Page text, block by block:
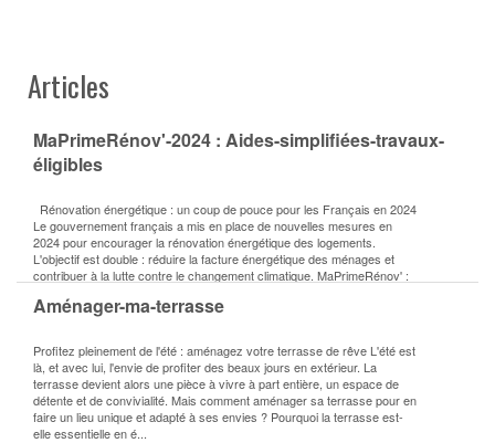
Articles
MaPrimeRénov'-2024 : Aides-simplifiées-travaux-
éligibles
Rénovation énergétique : un coup de pouce pour les Français en 2024
Le gouvernement français a mis en place de nouvelles mesures en
2024 pour encourager la rénovation énergétique des logements.
L'objectif est double : réduire la facture énergétique des ménages et
contribuer à la lutte contre le changement climatique. MaPrimeRénov' :
Aménager-ma-terrasse
Profitez pleinement de l'été : aménagez votre terrasse de rêve L'été est
là, et avec lui, l'envie de profiter des beaux jours en extérieur. La
terrasse devient alors une pièce à vivre à part entière, un espace de
détente et de convivialité. Mais comment aménager sa terrasse pour en
faire un lieu unique et adapté à ses envies ? Pourquoi la terrasse est-
elle essentielle en é...